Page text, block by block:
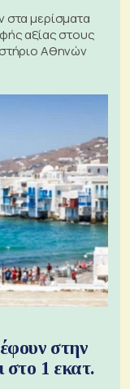
στα μερίσματα
αξίας στους
Αθηνών
στην
στο 1 εκατ.